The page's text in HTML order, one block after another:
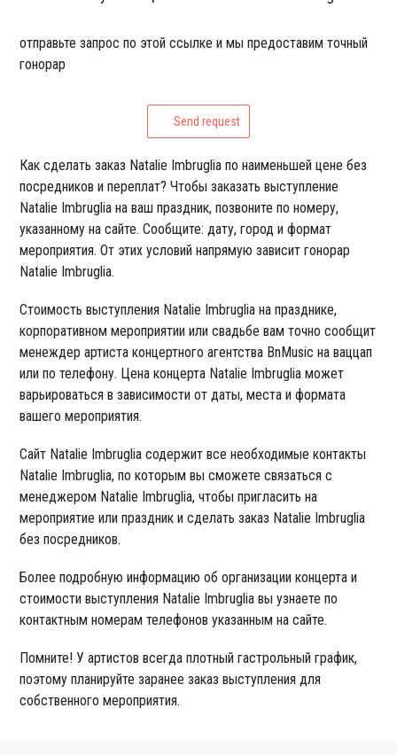
отправьте запрос по этой ссылке и мы предоставим точный
гонорар
Send request
Как сделать заказ Natalie Imbruglia по наименьшей цене без
посредников и переплат? Чтобы заказать выступление
Natalie Imbruglia на ваш праздник, позвоните по номеру,
указанному на сайте. Сообщите: дату, город и формат
мероприятия. От этих условий напрямую зависит гонорар
Natalie Imbruglia.
Стоимость выступления Natalie Imbruglia на празднике,
корпоративном мероприятии или свадьбе вам точно сообщит
менеждер артиста концертного агентства BnMusic на ваццап
или по телефону. Цена концерта Natalie Imbruglia может
варьироваться в зависимости от даты, места и формата
вашего мероприятия.
Сайт Natalie Imbruglia содержит все необходимые контакты
Natalie Imbruglia, по которым вы сможете связаться с
менеджером Natalie Imbruglia, чтобы пригласить на
мероприятие или праздник и сделать заказ Natalie Imbruglia
без посредников.
Более подробную информацию об организации концерта и
стоимости выступления Natalie Imbruglia вы узнаете по
контактным номерам телефонов указанным на сайте.
Помните! У артистов всегда плотный гастрольный график,
поэтому планируйте заранее заказ выступления для
собственного мероприятия.